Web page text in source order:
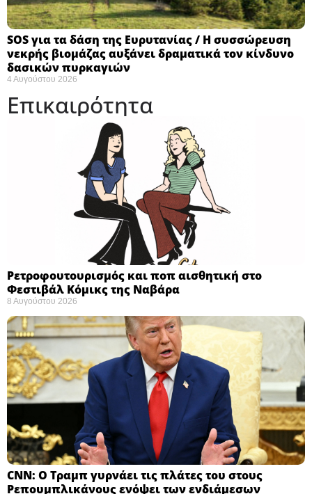
SOS για τα δάση της Ευρυτανίας / Η συσσώρευση
νεκρής βιομάζας αυξάνει δραματικά τον κίνδυνο
δασικών πυρκαγιών
4 Αυγούστου 2026
Επικαιρότητα
Ρετροφουτουρισμός και ποπ αισθητική στο
Φεστιβάλ Κόμικς της Ναβάρα ​
8 Αυγούστου 2026
CNN: Ο Τραμπ γυρνάει τις πλάτες του στους
Ρεπουμπλικάνους ενόψει των ενδιάμεσων